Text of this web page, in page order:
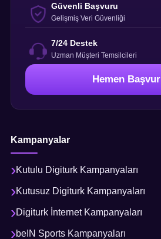
Güvenli Başvuru
Gelişmiş Veri Güvenliği
7/24 Destek
Uzman Müşteri Temsilcileri
Hemen Başvur
Kampanyalar
Kutulu Digiturk Kampanyaları
Kutusuz Digiturk Kampanyaları
Digiturk İnternet Kampanyaları
beIN Sports Kampanyaları